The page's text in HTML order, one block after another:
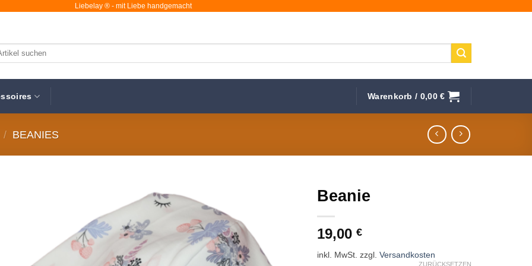
Liebelay ® - mit Liebe handgemacht
Warenkorb / 0,00€
/ BEANIES
Wunschliste
Beanie
19,00€
inkl. MwSt. zzgl.Versandkosten
ZURÜCKSETZEN